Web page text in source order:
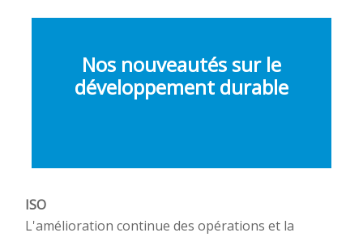
Nos nouveautés sur le
développement durable
ISO​
L'amélioration continue des opérations et la